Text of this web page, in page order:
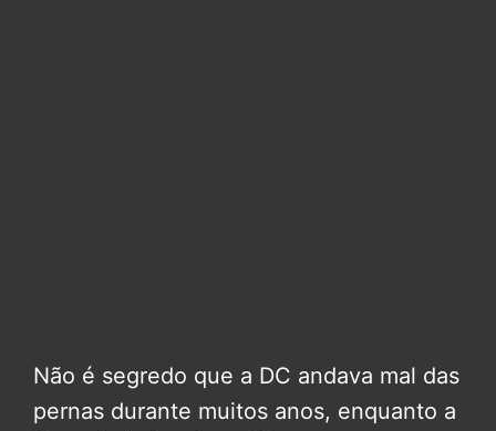
Não é segredo que a DC andava mal das
pernas durante muitos anos, enquanto a